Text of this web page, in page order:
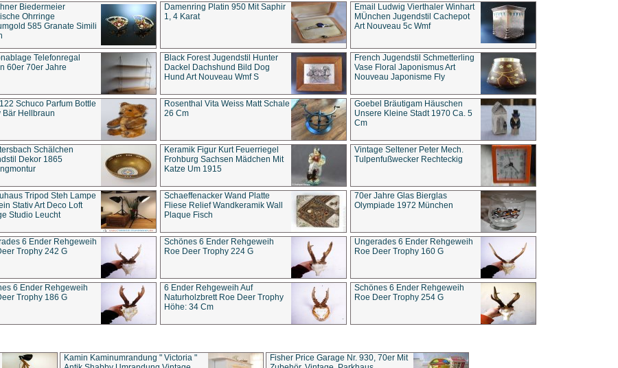
Biedermeier
Ohrringe
585 Granate Simili
Damenring Platin 950 Mit Saphir
1, 4 Karat
Email Ludwig Vierthaler Winhart
MÜnchen Jugendstil Cachepot
Art Nouveau 5c Wmf
Telefonregal
60er 70er Jahre
Black Forest Jugendstil Hunter
Dackel Dachshund Bild Dog
Hund Art Nouveau Wmf S
French Jugendstil Schmetterling
Vase Floral Japonismus Art
Nouveau Japonisme Fly
Schuco Parfum Bottle
Bär Hellbraun
Rosenthal Vita Weiss Matt Schale
26 Cm
Goebel Bräutigam Häuschen
Unsere Kleine Stadt 1970 Ca. 5
Cm
Schälchen
Dekor 1865
Keramik Figur Kurt Feuerriegel
Frohburg Sachsen Mädchen Mit
Katze Um 1915
Vintage Seltener Peter Mech.
Tulpenfußwecker Rechteckig
Tripod Steh Lampe
Stativ Art Deco Loft
Studio Leucht
Schaeffenacker Wand Platte
Fliese Relief Wandkeramik Wall
Plaque Fisch
70er Jahre Glas Bierglas
Olympiade 1972 München
6 Ender Rehgeweih
Trophy 242 G
Schönes 6 Ender Rehgeweih
Roe Deer Trophy 224 G
Ungerades 6 Ender Rehgeweih
Roe Deer Trophy 160 G
6 Ender Rehgeweih
Trophy 186 G
6 Ender Rehgeweih Auf
Naturholzbrett Roe Deer Trophy
Höhe: 34 Cm
Schönes 6 Ender Rehgeweih
Roe Deer Trophy 254 G
Kamin Kaminumrandung " Victoria "
Fisher Price Garage Nr. 930, 70er Mit